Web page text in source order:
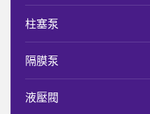
柱塞泵
隔膜泵
液壓閥